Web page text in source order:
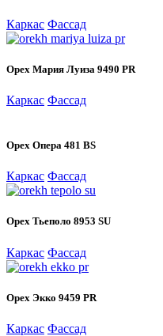
Каркас Фассад
Орех Мария Луиза 9490 PR
Каркас Фассад
Орех Опера 481 BS
Каркас Фассад
Орех Тьеполо 8953 SU
Каркас Фассад
Орех Экко 9459 PR
Каркас Фассад